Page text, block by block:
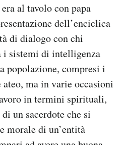
al tavolo con papa
dell’enciclica
di dialogo con chi
i sistemi di intelligenza
popolazione, compresi i
ma in varie occasioni
in termini spirituali,
un sacerdote che si
morale di un’entità